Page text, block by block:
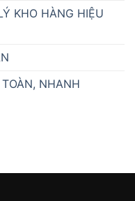
KHO HÀNG HIỆU
NHANH